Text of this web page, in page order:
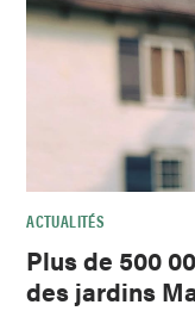
ACTUALITÉS
Plus de 500
des jardins